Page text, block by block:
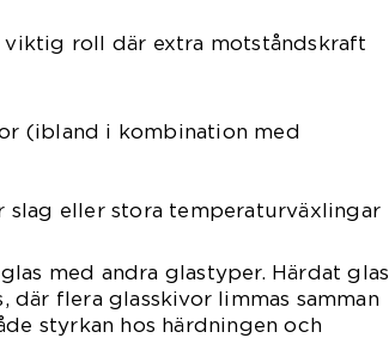
viktig roll där extra motståndskraft
(ibland i kombination med
eller stora temperaturväxlingar
med andra glastyper. Härdat glas
flera glasskivor limmas samman
styrkan hos härdningen och